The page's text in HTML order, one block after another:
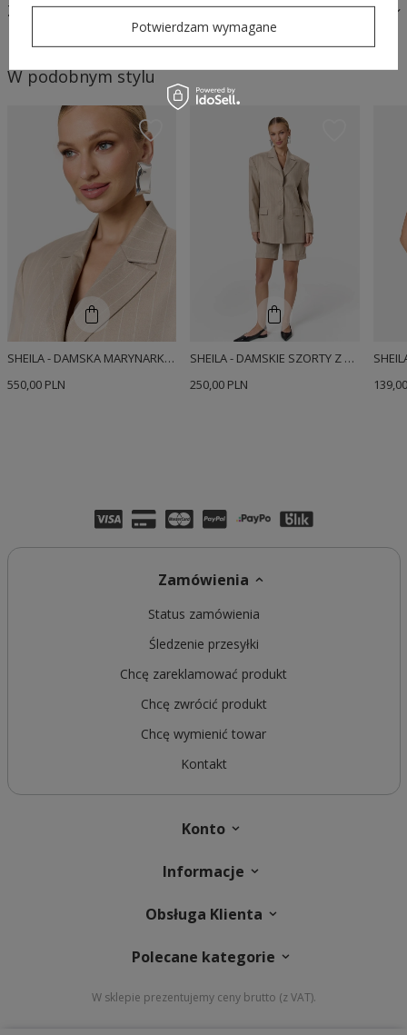
ZAPYTAJ O PRODUKT
W podobnym stylu
SHEILA - DAMSKA MARYNARKA Z POSZERZANĄ LINIĄ RAMION BEŻOWA 'OTIS'
550,00 PLN
SHEILA - DAMSKIE SZORTY Z GARNITUROWEJ TKANINY BEŻOWE 'OTIS'
250,00 PLN
Zamówienia
Status zamówienia
Śledzenie przesyłki
Chcę zareklamować produkt
Chcę zwrócić produkt
Chcę wymienić towar
Kontakt
Konto
Informacje
Obsługa Klienta
Polecane kategorie
W sklepie prezentujemy ceny brutto (z VAT).
Potwierdzam wymagane